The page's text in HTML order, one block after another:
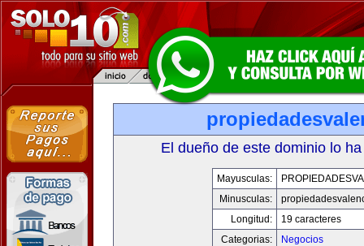
El dueño de este dominio lo
Mayusculas:
Minusculas:
Longitud:
19 caracteres
Categorias:
Negocios